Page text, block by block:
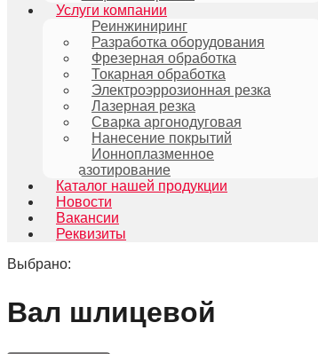
Услуги компании
Реинжиниринг
Разработка оборудования
Фрезерная обработка
Токарная обработка
Электроэррозионная резка
Лазерная резка
Сварка аргонодуговая
Нанесение покрытий
Ионноплазменное
азотирование
Каталог нашей продукции
Новости
Вакансии
Реквизиты
Выбрано:
Вал шлицевой